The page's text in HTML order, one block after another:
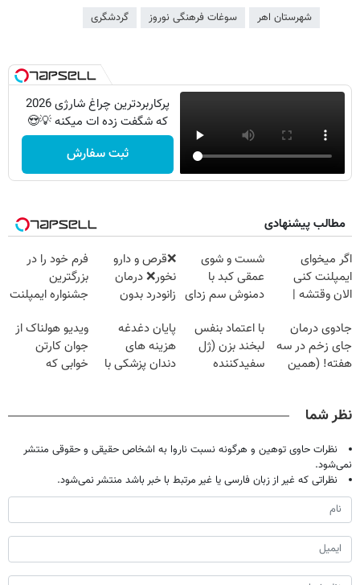
شهرستان اهر سوغات فرهنگی نوروز گردشگری
پرکاربردترین چراغ شارژی 2026
که شگفت زده ات میکنه 💡😍
ثبت سفارش
مطالب پیشنهادی
اگر میخوای
ایمپلنت کنی
الان وقتشه |
میلیون تومان!!!
شست و شوی
عمقی کبد با
دمنوش سم زدای
❌قرص‌ و دارو
نخور❌ درمان
زانودرد بدون
فرم خود را در
بزرگترین
جشنواره ایمپلنت
فقط ۲۵ میلیون
جادوی درمان
جای زخم در سه
هفته! (همین
با اعتماد بنفس
لبخند بزن (ژل
سفیدکننده
پایان دغدغه
هزینه های
دندان پزشکی با
ویدیو هولناک از
جوان کارتن
خوابی که
نظر شما
نظرات حاوی توهین و هرگونه نسبت ناروا به اشخاص حقیقی و حقوقی منتشر
نمی‌شود.
نظراتی که غیر از زبان فارسی یا غیر مرتبط با خبر باشد منتشر نمی‌شود.